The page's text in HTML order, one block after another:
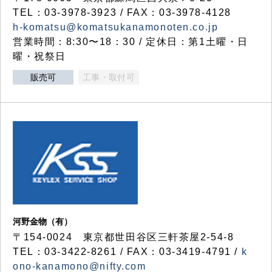
TEL：03-3978-3923 / FAX：03-3978-4128
h-komatsu@komatsukanamonoten.co.jp
営業時間：8:30〜18：30 / 定休日：第1土曜・日
曜・祝祭日
販売可 工事・取付可
河野金物（有）
〒154-0024 東京都世田谷区三軒茶屋2-54-8
TEL：03-3422-8261 / FAX：03-3419-4791 / k
ono-kanamono@nifty.com